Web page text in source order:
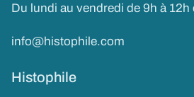
Du lundi au vendredi de 9h à 12h
info@histophile.com
Histophile